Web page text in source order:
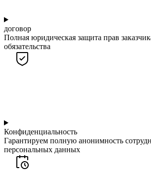
договор
Полная юридическая защита прав
обязательства
Конфиденциальность
Гарантируем полную анонимность
персональных данных